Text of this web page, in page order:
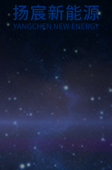
基地
基地
车动力电池组